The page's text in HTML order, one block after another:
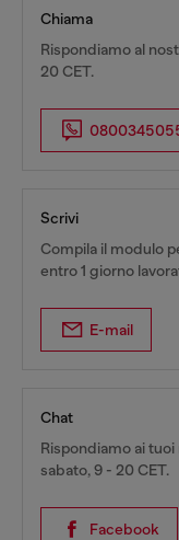
Chiama
Rispondiamo al
20 CET.
Scrivi
Compila il modulo
entro 1 giorno
E-mail
Chat
Rispondiamo ai
sabato, 9 - 20 CET.
Facebook